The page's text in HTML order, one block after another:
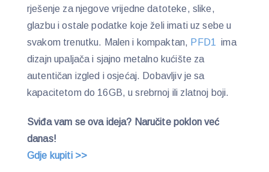
rješenje za njegove vrijedne datoteke, slike,
glazbu i ostale podatke koje želi imati uz sebe u
svakom trenutku. Malen i kompaktan, PFD1
ima
dizajn upaljača i sjajno metalno kućište za
autentičan izgled i osjećaj. Dobavljiv je sa
kapacitetom do 16GB, u srebrnoj ili zlatnoj boji.
Sviđa vam se ova ideja? Naručite poklon već
danas!
Gdje kupiti >>